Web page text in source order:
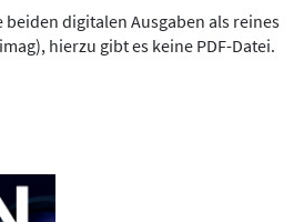
beiden digitalen Ausgaben als reines
hierzu gibt es keine PDF-Datei.